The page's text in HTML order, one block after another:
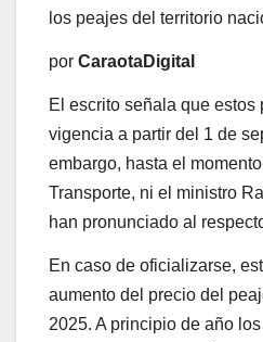
los peajes del territorio
por CaraotaDigital
El escrito señala que estos
vigencia a partir del 1 de
embargo, hasta el
Transporte, ni el ministro
han pronunciado al
En caso de oficializarse,
aumento del precio del
2025. A principio de año